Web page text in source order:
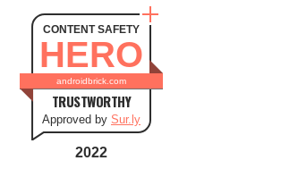
CONTENT SAFETY
HERO
androidbrick.com
TRUSTWORTHY
Approved by Sur.ly
2022